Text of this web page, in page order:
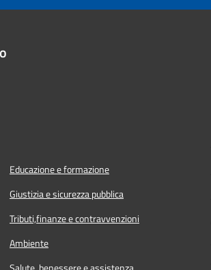
Educazione e formazione
Giustizia e sicurezza pubblica
Tributi,finanze e contravvenzioni
Ambiente